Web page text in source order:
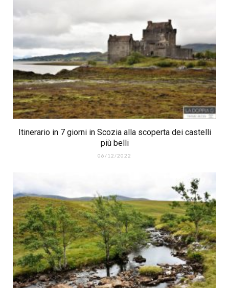
Itinerario in 7 giorni in Scozia alla scoperta dei castelli
più belli
06/12/2022